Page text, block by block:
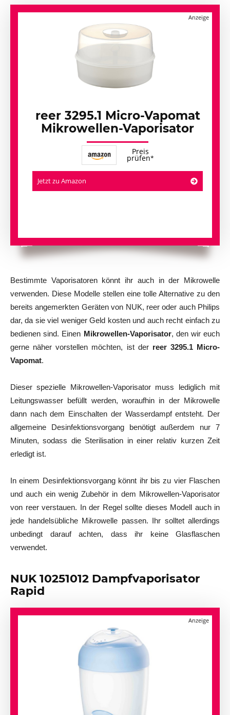
reer 3295.1 Micro-Vapomat
Mikrowellen-Vaporisator
Preis
prüfen
Jetzt zu Amazon
Bestimmte Vaporisatoren könnt ihr auch in der Mikrowelle
verwenden. Diese Modelle stellen eine tolle Alternative zu den
bereits angemerkten Geräten von NUK, reer oder auch Philips
dar, da sie viel weniger Geld kosten und auch recht einfach zu
bedienen sind. Einen Mikrowellen-Vaporisator, den wir euch
gerne näher vorstellen möchten, ist der reer 3295.1 Micro-
Vapomat.
Dieser spezielle Mikrowellen-Vaporisator muss lediglich mit
Leitungswasser befüllt werden, woraufhin in der Mikrowelle
dann nach dem Einschalten der Wasserdampf entsteht. Der
allgemeine Desinfektionsvorgang benötigt außerdem nur 7
Minuten, sodass die Sterilisation in einer relativ kurzen Zeit
erledigt ist.
In einem Desinfektionsvorgang könnt ihr bis zu vier Flaschen
und auch ein wenig Zubehör in dem Mikrowellen-Vaporisator
von reer verstauen. In der Regel sollte dieses Modell auch in
jede handelsübliche Mikrowelle passen. Ihr solltet allerdings
unbedingt darauf achten, dass ihr keine Glasflaschen
verwendet.
NUK 10251012 Dampfvaporisator
Rapid